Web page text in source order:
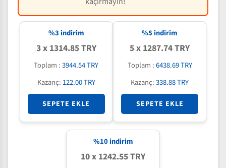
%3 indirim
3 x 1314.85 TRY
Toplam :3944.54 TRY
Kazanç: 122.00 TRY
SEPETE EKLE
%5 indirim
5 x 1287.74 TRY
Toplam :6438.69 TRY
Kazanç:338.88 TRY
SEPETE EKLE
%10indirim
10 x 1242.55 TRY